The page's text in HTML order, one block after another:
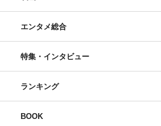
エンタメ総合
特集・インタビュー
ランキング
BOOK